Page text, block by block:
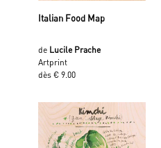
Italian Food Map
de Lucile Prache
Artprint
dès € 9.00